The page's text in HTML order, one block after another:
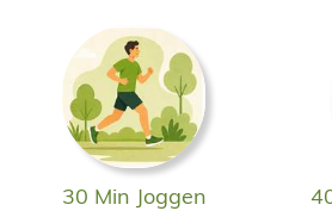
30 Min Joggen